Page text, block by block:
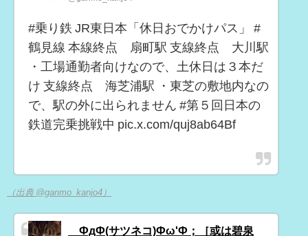
#乗り鉄 JR東日本「休日おでかけパス」 #
鶴見線 本線終点 扇町駅 支線終点 大川駅
・工場通勤者向けなので、土休日は３本だ
け 支線終点 海芝浦駅 ・東芝の敷地内なの
で、駅の外に出られません #第５回日本の
鉄道完乗挑戦中 pic.x.com/quj8ab64Bf
（出典 @ganmo_kanjo4）
´ФдФ(サツネコ)Фω'Ф；［或は碧泉